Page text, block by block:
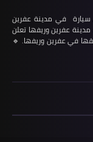
في مدينة عفرين
عفرين وريفها تعلن
في عفرين وريفها. 🔹